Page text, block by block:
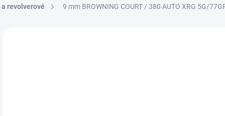
revolverové 9 mm BROWNING COURT / 380 AUTO XRG 5G/